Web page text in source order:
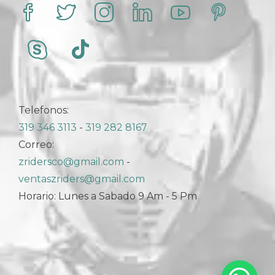
Telefonos:
319 346 3113 - 319 282 8167
Correo:
zridersco@gmail.com -
ventaszriders@gmail.com
Horario: Lunes a Sabado 9 Am - 5 Pm